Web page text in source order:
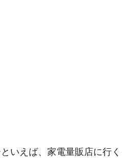
いえば、家電量販店に行